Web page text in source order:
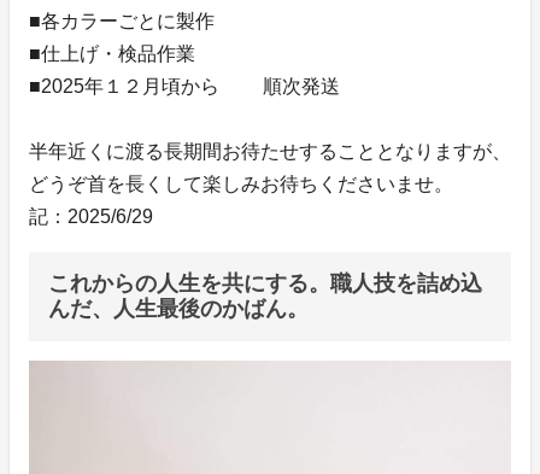
■各カラーごとに製作
■仕上げ・検品作業
■2025年１２月頃から 順次発送
半年近くに渡る長期間お待たせすることとなりますが、
どうぞ首を長くして楽しみお待ちくださいませ。
記：2025/6/29
これからの人生を共にする。職人技を詰め込
んだ、人生最後のかばん。